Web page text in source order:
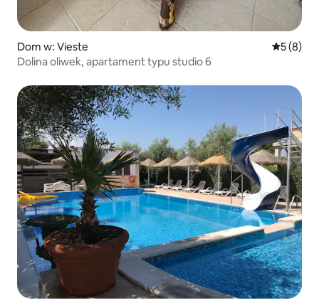
Dom w: Vieste Średnia
5 (8)
Dolina oliwek, apartament typu studio 6